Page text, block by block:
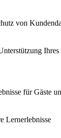
von
Ihres
für Gäste
Lernerlebnisse